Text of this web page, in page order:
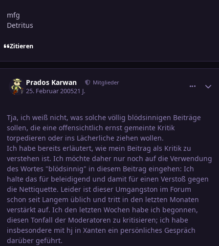
mfg
Detritus
Zitieren
Prados Karwan Mitglieder
25. Februar 200521 J.
Tja, ich weiß nicht, was solche völlig blödsinnigen Beiträge
sollen, die eine offensichtlich ernst gemeinte Kritik
torpedieren oder ins Lächerliche ziehen wollen.
Ich habe bereits erläutert, wie mein Beitrag als Kritik zu
verstehen ist. Ich möchte daher nur noch auf die Verwendung
des Wortes "blödsinnig" in diesem Beitrag eingehen: Ich
halte das für beleidigend und damit für einen Verstoß gegen
die Nettiquette. Leider ist dieser Umgangston im Forum
schon seit Langem üblich und tritt in den letzten Monaten
verstärkt auf. Ich den letzten Wochen habe ich begonnen,
diesen Tonfall der Moderatoren zu kritisieren; ich habe
insbesondere mit hj in Xanten ein persönliches Gespräch
darüber geführt.